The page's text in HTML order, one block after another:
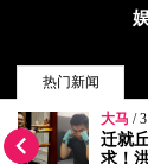
热门新闻
大马 /
否认
署：
©